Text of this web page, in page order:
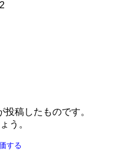
投稿したものです。
う。
する